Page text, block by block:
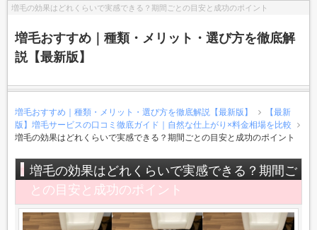
増毛の効果はどれくらいで実感できる？期間ごとの目安と成功のポイント
増毛おすすめ｜種類・メリット・選び方を徹底解
説【最新版】
増毛おすすめ｜種類・メリット・選び方を徹底解説【最新版】
【最新
版】増毛サービスの口コミ徹底ガイド｜自然な仕上がり×料金相場を比較
増毛の効果はどれくらいで実感できる？期間ごとの目安と成功のポイント
増毛の効果はどれくらいで実感できる？期間ご
との目安と成功のポイント